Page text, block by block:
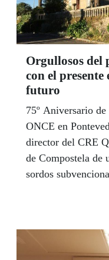
Orgullosos del
con el
futuro
75º Aniversario
ONCE en
director del CRE
de Compostela de
sordos
sus decididos
dirección de la